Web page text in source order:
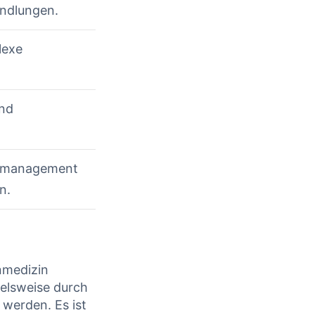
durch
Es ist